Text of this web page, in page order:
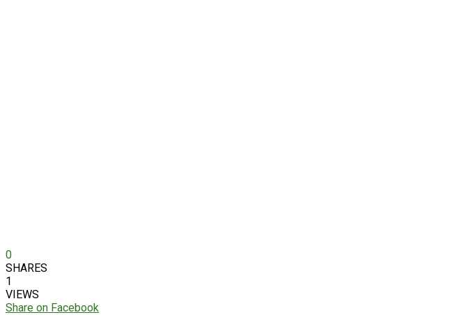
0
SHARES
1
VIEWS
Share on Facebook